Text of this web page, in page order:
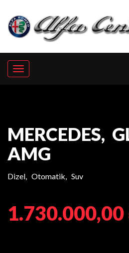
Toggle
navigation
MERCEDES,
AMG
Dizel, Otomatik, Suv
1.730.000,00